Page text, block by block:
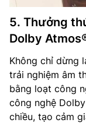
5. Thưởng
Dolby
Không chỉ dừng
trải nghiệm âm
bằng loạt công
công nghệ
chiều, tạo cảm